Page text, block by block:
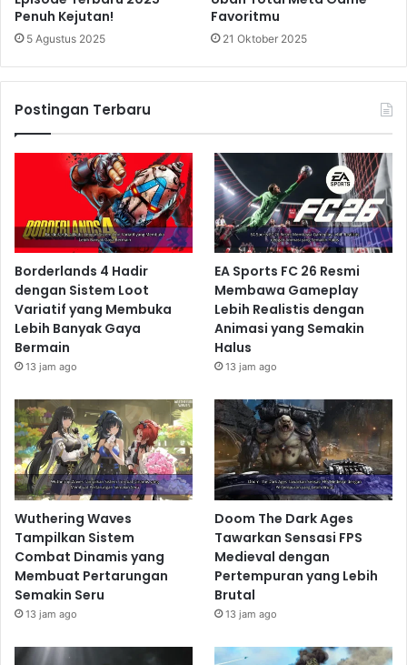
Penuh Kejutan!
5 Agustus 2025
Favoritmu
21 Oktober 2025
Postingan Terbaru
Borderlands 4 Hadir
dengan Sistem Loot
Variatif yang Membuka
Lebih Banyak Gaya
Bermain
13 jam ago
EA Sports FC 26 Resmi
Membawa Gameplay
Lebih Realistis dengan
Animasi yang Semakin
Halus
13 jam ago
Wuthering Waves
Tampilkan Sistem
Combat Dinamis yang
Membuat Pertarungan
Semakin Seru
13 jam ago
Doom The Dark Ages
Tawarkan Sensasi FPS
Medieval dengan
Pertempuran yang Lebih
Brutal
13 jam ago